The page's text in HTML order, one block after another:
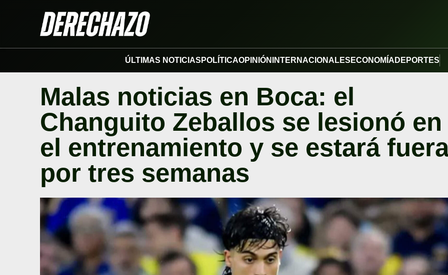
ÚLTIMAS NOTICIAS POLÍTICAOPINIÓN INTERNACIONALES ECONOMÍA DEPORTES
Malas noticias en Boca: el
Changuito Zeballos se lesionó en
el entrenamiento y se estará
por tres semanas